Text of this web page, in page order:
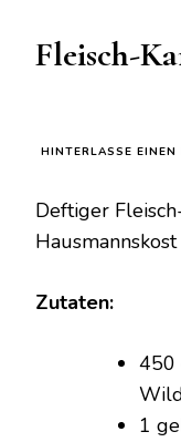
Fleisch-
HINTERLASSE EINEN
Deftiger
Hausmannskost
Zutaten:
450
1